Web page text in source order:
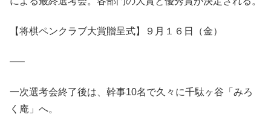
【将棋ペンクラブ大賞贈呈式】９月１６日（金）
—–
一次選考会終了後は、幹事10名で久々に千駄ヶ谷「みろ
く庵」へ。